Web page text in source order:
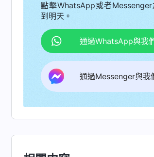
自己有敵基督性情却不尋求真理
這個問題就嚴重了，就和敵基
的心來對待，説『上面詢問我
了，我没地位了，那我也得把這
是不是敵基督性情？喜愛地位
話把我怕帶領監督了解工作的
為我不作實際工作把我撤换了，
作、實質性工作却不作，導致福
本分能以神家利益為重，寧可自
點擊WhatsApp或者
到明天。
通過WhatsApp與我
通過Messenger與我